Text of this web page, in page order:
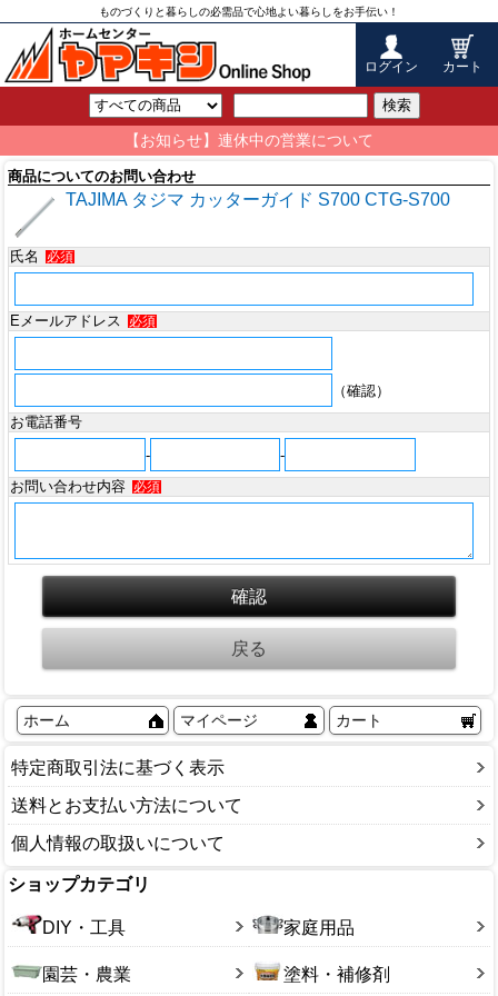
ものづくりと暮らしの必需品で心地よい暮らしをお手伝い！
ログイン カート
検索
【お知らせ】連休中の営業について
商品についてのお問い合わせ
TAJIMA タジマ カッターガイド S700 CTG-S700
氏名 必須
Eメールアドレス 必須
（確認）
お電話番号
-
-
お問い合わせ内容
必須
ホーム マイページ カート
特定商取引法に基づく表示
送料とお支払い方法について
個人情報の取扱いについて
ショップカテゴリ
DIY・工具 家庭用品
園芸・農業 塗料・補修剤